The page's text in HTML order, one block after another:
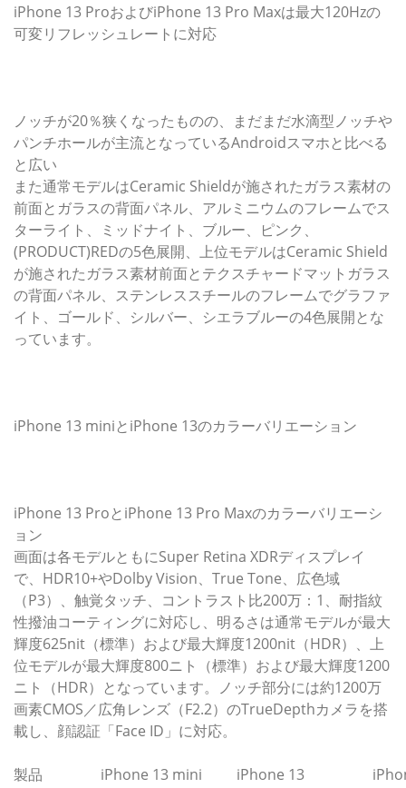
iPhone 13 ProおよびiPhone 13 Pro Maxは最大120Hzの
可変リフレッシュレートに対応
ノッチが20％狭くなったものの、まだまだ水滴型ノッチや
パンチホールが主流となっているAndroidスマホと比べる
と広い
また通常モデルはCeramic Shieldが施されたガラス素材の
前面とガラスの背面パネル、アルミニウムのフレームでス
ターライト、ミッドナイト、ブルー、ピンク、
(PRODUCT)REDの5色展開、上位モデルはCeramic Shield
が施されたガラス素材前面とテクスチャードマットガラス
の背面パネル、ステンレススチールのフレームでグラファ
イト、ゴールド、シルバー、シエラブルーの4色展開とな
っています。
iPhone 13 miniとiPhone 13のカラーバリエーション
iPhone 13 ProとiPhone 13 Pro Maxのカラーバリエーシ
ョン
画面は各モデルともにSuper Retina XDRディスプレイ
で、HDR10+やDolby Vision、True Tone、広色域
（P3）、触覚タッチ、コントラスト比200万：1、耐指紋
性撥油コーティングに対応し、明るさは通常モデルが最大
輝度625nit（標準）および最大輝度1200nit（HDR）、上
位モデルが最大輝度800ニト（標準）および最大輝度1200
ニト（HDR）となっています。ノッチ部分には約1200万
画素CMOS／広角レンズ（F2.2）のTrueDepthカメラを搭
載し、顔認証「Face ID」に対応。
製品 iPhone 13 mini iPhone 13